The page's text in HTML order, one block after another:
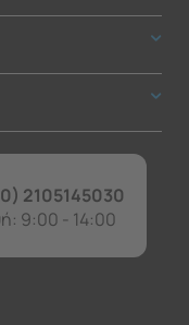
2105145030
9:00 - 14:00